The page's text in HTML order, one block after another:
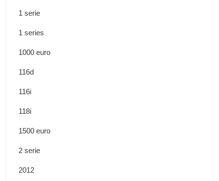
1 serie
1 series
1000 euro
116d
116i
118i
1500 euro
2 serie
2012